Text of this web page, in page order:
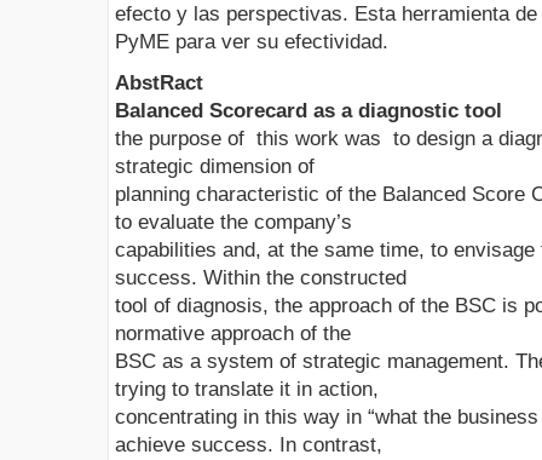
efecto y las perspectivas. Esta herramienta
PyME para ver su efectividad.
AbstRact
Balanced Scorecard as a diagnostic tool
the purpose of this work was to design a
strategic dimension of
planning characteristic of the Balanced Score
to evaluate the company’s
capabilities and, at the same time, to
success. Within the constructed
tool of diagnosis, the approach of the BSC is
normative approach of the
BSC as a system of strategic management.
trying to translate it in action,
concentrating in this way in “what the
achieve success. In contrast,